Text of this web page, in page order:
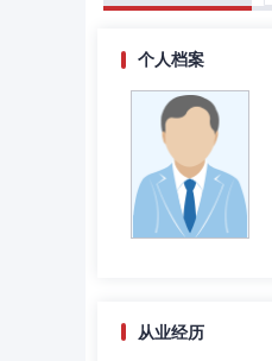
个人档案
从业经历